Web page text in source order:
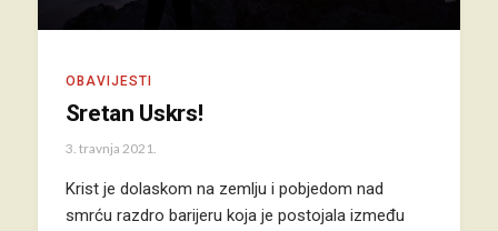
OBAVIJESTI
Sretan Uskrs!
3. travnja 2021.
Krist je dolaskom na zemlju i pobjedom nad
smrću razdro barijeru koja je postojala između